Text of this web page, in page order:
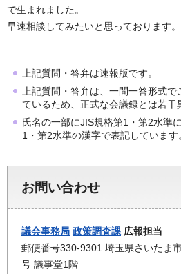
で生まれました。
早速相談してみたいと思っております。
上記質問・答弁は速報版です。
上記質問・答弁は、一問一答形式
ているため、正式な会議録とは若干
氏名の一部にJIS規格第1・第2水準
1・第2水準の漢字で表記しています
お問い合わせ
議会事務局 政策調査課 広報担当
郵便番号330-9301 埼玉県さいたま
号 議事堂1階